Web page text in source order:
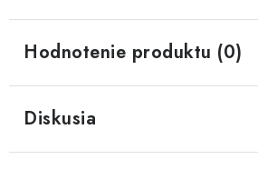
Hodnotenie produktu (0)
Diskusia